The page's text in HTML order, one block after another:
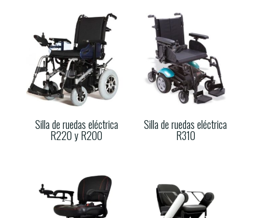
Silla de ruedas eléctrica
R220 y R200
Silla de ruedas eléctrica
R310